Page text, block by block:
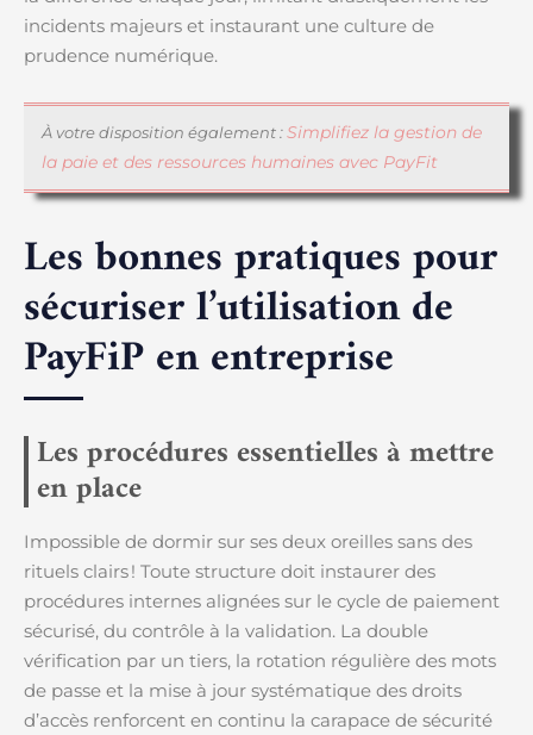
incidents majeurs et instaurant une culture de
prudence numérique.
À votre disposition également :Simplifiez la gestion de
la paie et des ressources humaines avec PayFit
Les bonnes pratiques pour
sécuriser l’utilisation de
PayFiP en entreprise
Les procédures essentielles à mettre
en place
Impossible de dormir sur ses deux oreilles sans des
rituels clairs ! Toute structure doit instaurer des
procédures internes alignées sur le cycle de paiement
sécurisé, du contrôle à la validation. La double
vérification par un tiers, la rotation régulière des mots
de passe et la mise à jour systématique des droits
d’accès renforcent en continu la carapace de sécurité